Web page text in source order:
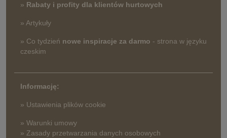
» Rabaty i profity dla klientów hurtowych
» Artykuły
» Co tydzień nowe inspiracje za darmo - strona w języku
czeskim
Informację:
» Ustawienia plików cookie
» Warunki umowy
» Zasady przetwarzania danych osobowych